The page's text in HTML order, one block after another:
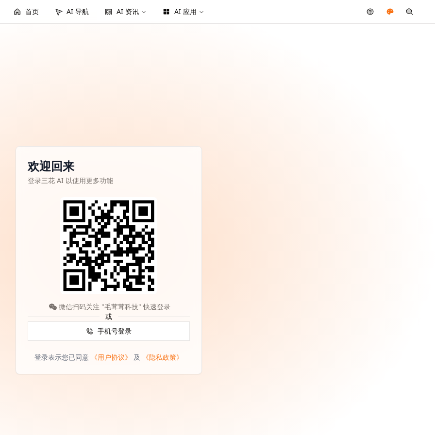
首页 AI 导航 AI 资讯 AI 应用
欢迎回来
登录三花 AI 以使用更多功能
手机号登录
或
微信扫码关注 "毛茸茸科技" 快速登录
登录表示您已同意 《用户协议》 及 《隐私政策》